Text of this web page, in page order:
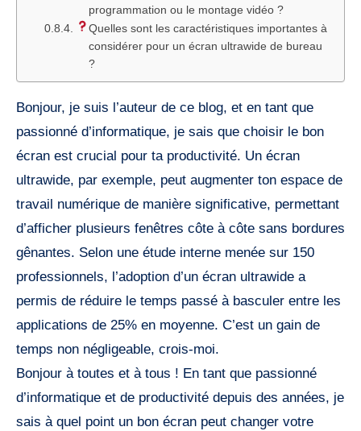
programmation ou le montage vidéo ?
Quelles sont les caractéristiques importantes à
considérer pour un écran ultrawide de bureau
?
Bonjour, je suis l’auteur de ce blog, et en tant que
passionné d’informatique, je sais que choisir le bon
écran est crucial pour ta productivité. Un écran
ultrawide, par exemple, peut augmenter ton espace de
travail numérique de manière significative, permettant
d’afficher plusieurs fenêtres côte à côte sans bordures
gênantes. Selon une étude interne menée sur 150
professionnels, l’adoption d’un écran ultrawide a
permis de réduire le temps passé à basculer entre les
applications de 25% en moyenne. C’est un gain de
temps non négligeable, crois-moi.
Bonjour à toutes et à tous ! En tant que passionné
d’informatique et de productivité depuis des années, je
sais à quel point un bon écran peut changer votre